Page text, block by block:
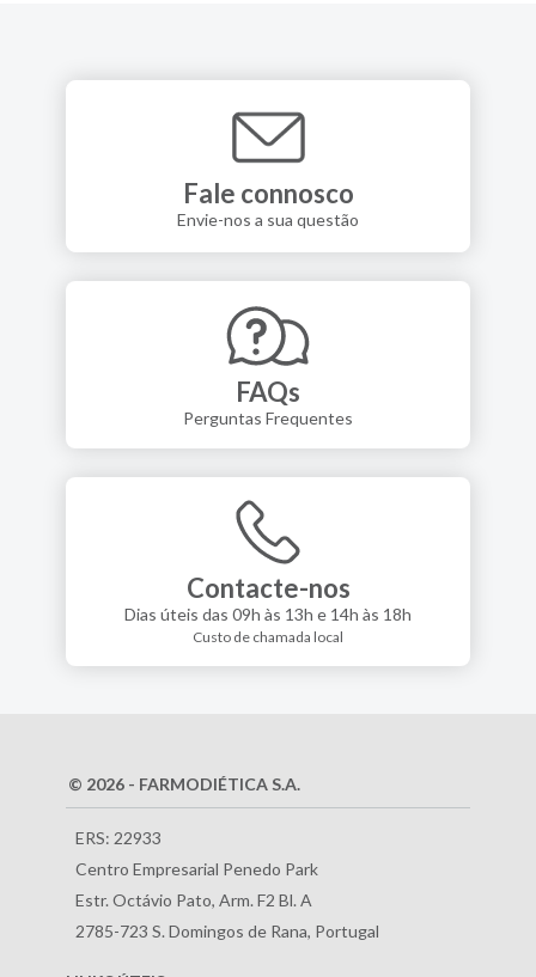
Fale connosco
Envie-nos a sua questão
FAQs
Perguntas Frequentes
Contacte-nos
Dias úteis das 09h às 13h e 14h às 18h
Custo de chamada local
© 2026 - FARMODIÉTICA S.A.
ERS: 22933
Centro Empresarial Penedo Park
Estr. Octávio Pato, Arm. F2 Bl. A
2785-723 S. Domingos de Rana, Portugal